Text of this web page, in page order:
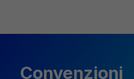
Convenzioni